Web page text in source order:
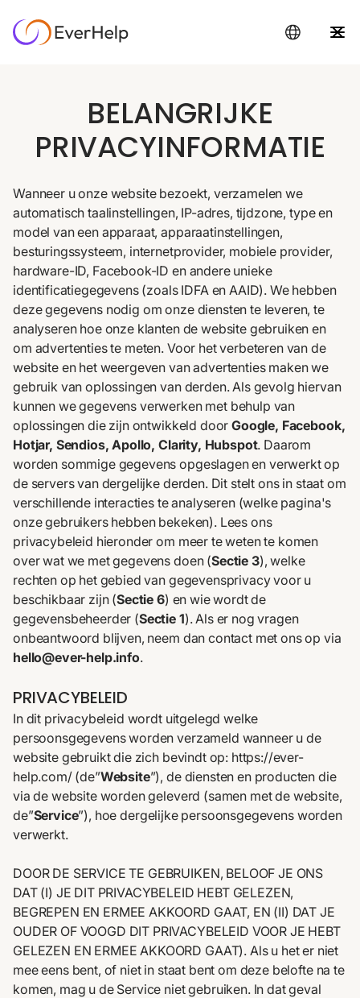
BELANGRIJKE
PRIVACYINFORMATIE
Wanneer u onze website bezoekt, verzamelen we
automatisch taalinstellingen, IP-adres, tijdzone, type en
model van een apparaat, apparaatinstellingen,
besturingssysteem, internetprovider, mobiele provider,
hardware-ID, Facebook-ID en andere unieke
identificatiegegevens (zoals IDFA en AAID). We hebben
deze gegevens nodig om onze diensten te leveren, te
analyseren hoe onze klanten de website gebruiken en
om advertenties te meten. Voor het verbeteren van de
website en het weergeven van advertenties maken we
gebruik van oplossingen van derden. Als gevolg hiervan
kunnen we gegevens verwerken met behulp van
oplossingen die zijn ontwikkeld doorGoogle, Facebook,
Hotjar, Sendios, Apollo, Clarity, Hubspot. Daarom
worden sommige gegevens opgeslagen en verwerkt op
de servers van dergelijke derden. Dit stelt ons in staat om
verschillende interacties te analyseren (welke pagina's
onze gebruikers hebben bekeken). Lees ons
privacybeleid hieronder om meer te weten te komen
over wat we met gegevens doen (Sectie 3), welke
rechten op het gebied van gegevensprivacy voor u
beschikbaar zijn (Sectie 6) en wie wordt de
gegevensbeheerder (Sectie 1). Als er nog vragen
onbeantwoord blijven, neem dan contact met ons op via
hello@ever-help.info.
PRIVACYBELEID
In dit privacybeleid wordt uitgelegd welke
persoonsgegevens worden verzameld wanneer u de
website gebruikt die zich bevindt op: https://ever-
help.com/(de”Website”), de diensten en producten die
via de website worden geleverd (samen met de website,
de”Service”), hoe dergelijke persoonsgegevens worden
verwerkt.
DOOR DE SERVICE TE GEBRUIKEN, BELOOF JE ONS
DAT (I) JE DIT PRIVACYBELEID HEBT GELEZEN,
BEGREPEN EN ERMEE AKKOORD GAAT, EN (II) DAT JE
OUDER OF VOOGD DIT PRIVACYBELEID VOOR JE HEBT
GELEZEN EN ERMEE AKKOORD GAAT). Als u het er niet
mee eens bent, of niet in staat bent om deze belofte na te
komen, mag u de Service niet gebruiken. In dat geval